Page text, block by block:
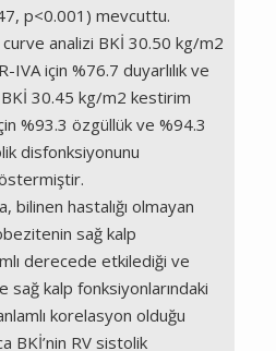
p<0.001) mevcuttu.
analizi BKİ 30.50 kg/m2
için %76.7 duyarlılık ve
30.45 kg/m2 kestirim
%93.3 özgüllük ve %94.3
disfonksiyonunu
bilinen hastalığı olmayan
sağ kalp
derecede etkilediği ve
kalp fonksiyonlarındaki
korelasyon olduğu
BKİ’nin RV sistolik